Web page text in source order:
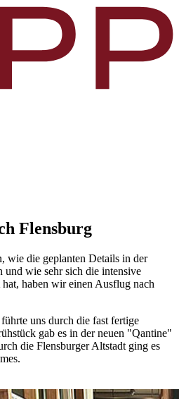
Flensburg
wie die geplanten Details in der
und wie sehr sich die intensive
haben wir einen Ausflug nach
uns durch die fast fertige
gab es in der neuen "Qantine"
die Flensburger Altstadt ging es